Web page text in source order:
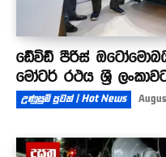
ඩේවිඩ් පීරිස්
මෝටර් රථය ශ්‍රී
උණුසුම් පුවත් | Hot News